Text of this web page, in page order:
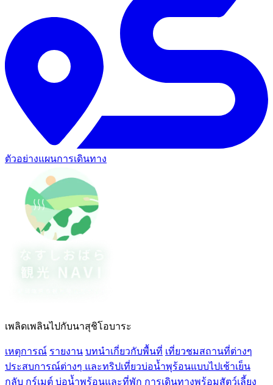
ตัวอย่างแผนการเดินทาง
เพลิดเพลินไปกับนาสุชิโอบาระ
เหตุการณ์ รายงาน บทนำเกี่ยวกับพื้นที่ เที่ยวชมสถานที่ต่างๆ
ประสบการณ์ต่างๆ และทริปเที่ยวบ่อน้ำพุร้อนแบบไปเช้าเย็น
กลับ กูร์เมต์ บ่อน้ำพุร้อนและที่พัก การเดินทางพร้อมสัตว์เลี้ยง